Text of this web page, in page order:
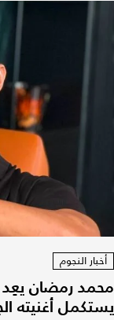
أخبار النجوم
محمد رمضان
يستكمل أغنيته